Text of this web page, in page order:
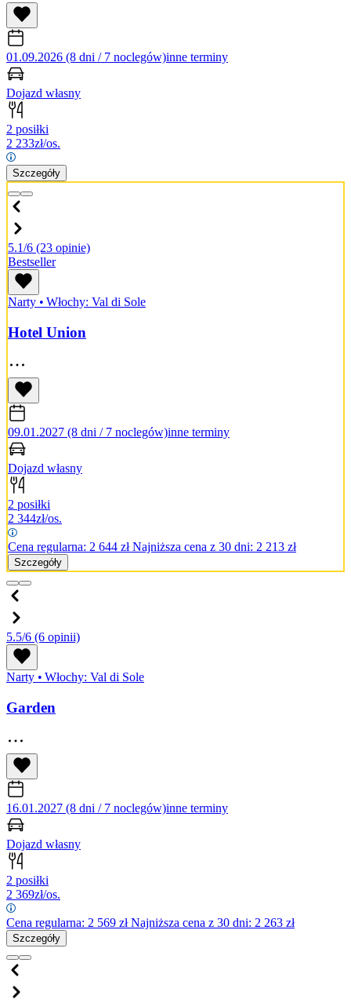
01.09.2026 (8 dni / 7 noclegów)inne terminy
Dojazd własny
2 posiłki
2 233zł/os.
Szczegóły
5.1/6 (23 opinie)
Bestseller
Narty • Włochy: Val di Sole
Hotel Union
09.01.2027 (8 dni / 7 noclegów)inne terminy
Dojazd własny
2 posiłki
2 344zł/os.
Cena regularna: 2 644 złNajniższa cena z 30 dni: 2 213 zł
Szczegóły
5.5/6 (6 opinii)
Narty • Włochy: Val di Sole
Garden
16.01.2027 (8 dni / 7 noclegów)inne terminy
Dojazd własny
2 posiłki
2 369zł/os.
Cena regularna: 2 569 złNajniższa cena z 30 dni: 2 263 zł
Szczegóły